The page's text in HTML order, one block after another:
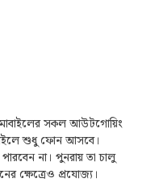
সকল আউটগোয়িং
শুধুফোন আসবে।
না। পুনরায় তা চালু
ক্ষেত্রেও প্রযোজ্য।